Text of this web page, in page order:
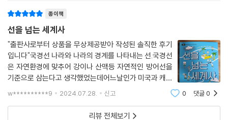
종이책
선을 넘는 세계사
"출판사로부터 상품을 무상제공받아 작성된 솔직한 후기
입니다"국경선 나라와 나라의 경계를 나타내는 선.국경선
은 자연환경에 맞추어 강이나 산맥등 자연적인 방어선을
기준으로 삼는다고 생각했었는데어느날인가 미국과 캐나
다는 직선인거예요~ 뭐지? 했더니 인위적으로 그어져서
로 국경선이 이루어졌던 아프리카도 마찬가지고
w**********9 2024.07.28. 신고 0 댓글0
리뷰 전체보기